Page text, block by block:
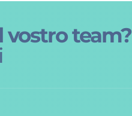
vostro team?